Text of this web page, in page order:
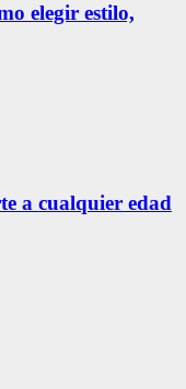
elegir estilo,
a cualquier edad